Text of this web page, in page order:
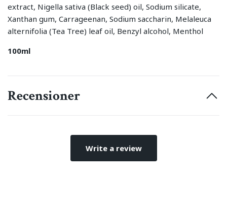
extract, Nigella sativa (Black seed) oil, Sodium silicate,
Xanthan gum, Carrageenan, Sodium saccharin, Melaleuca
alternifolia (Tea Tree) leaf oil, Benzyl alcohol, Menthol
100ml
Recensioner
Write a review